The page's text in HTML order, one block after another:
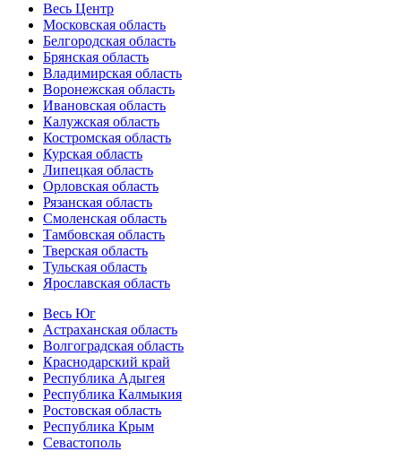
Весь Центр
Московская область
Белгородская область
Брянская область
Владимирская область
Воронежская область
Ивановская область
Калужская область
Костромская область
Курская область
Липецкая область
Орловская область
Рязанская область
Смоленская область
Тамбовская область
Тверская область
Тульская область
Ярославская область
Весь Юг
Астраханская область
Волгоградская область
Краснодарский край
Республика Адыгея
Республика Калмыкия
Ростовская область
Республика Крым
Севастополь